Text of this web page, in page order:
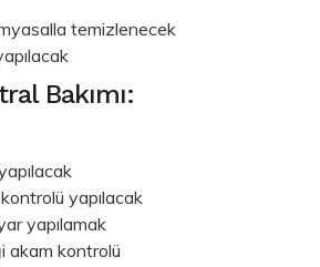
temizlenecek
Bakımı:
yapılacak
yapılamak
akam kontrolü